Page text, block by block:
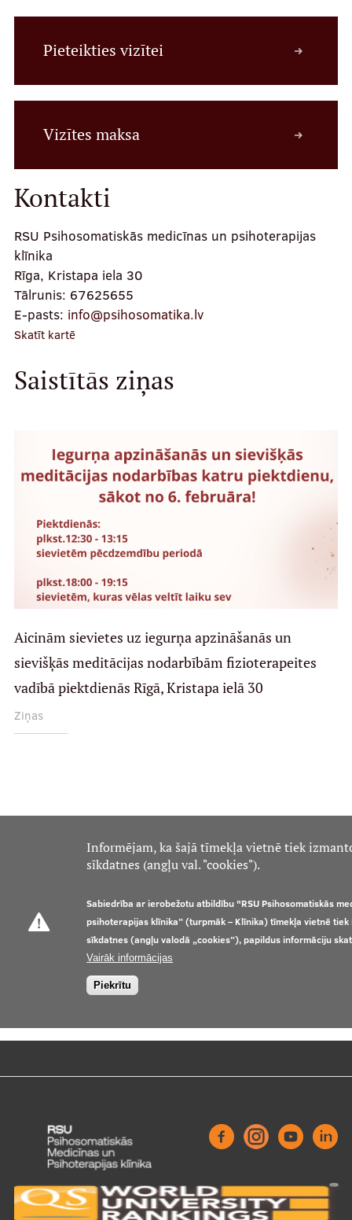
Pieteikties vizītei
Vizītes maksa
Kontakti
RSU Psihosomatiskās medicīnas un psihoterapijas
klīnika
Rīga, Kristapa iela 30
Tālrunis: 67625655
E-pasts: info@psihosomatika.lv
Skatīt kartē
Saistītās ziņas
Aicinām sievietes uz iegurņa apzināšanās un
sievišķās meditācijas nodarbībām fizioterapeites
vadībā piektdienās Rīgā, Kristapa ielā 30
Ziņas
Informējam, ka šajā tīmekļa vietnē tiek
sīkdatnes (angļu val. "cookies").
Sabiedrība ar ierobežotu atbildību "RSU Psihosomatiskās
psihoterapijas klīnika” (turpmāk – Klīnika) tīmekļa vietnē tiek
sīkdatnes (angļu valodā „cookies”), papildus informāciju
Vairāk informācijas
Piekrītu